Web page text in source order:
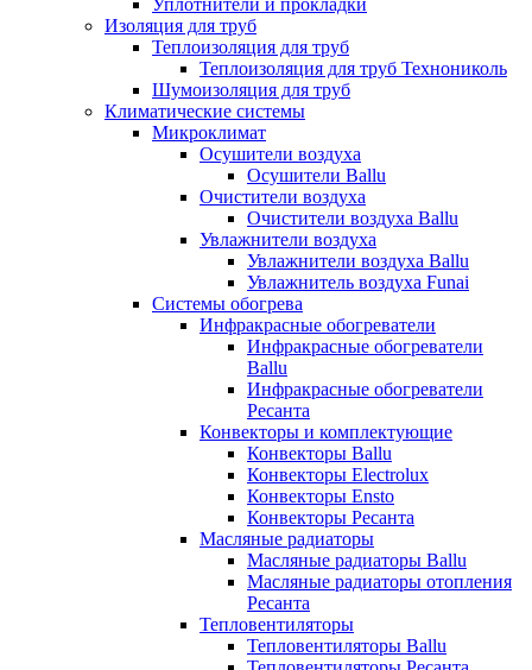
Уплотнители и прокладки
Изоляция для труб
Теплоизоляция для труб
Теплоизоляция для труб Технониколь
Шумоизоляция для труб
Климатические системы
Микроклимат
Осушители воздуха
Осушители Ballu
Очистители воздуха
Очистители воздуха Ballu
Увлажнители воздуха
Увлажнители воздуха Ballu
Увлажнитель воздуха Funai
Системы обогрева
Инфракрасные обогреватели
Инфракрасные обогреватели
Ballu
Инфракрасные обогреватели
Ресанта
Конвекторы и комплектующие
Конвекторы Ballu
Конвекторы Electrolux
Конвекторы Ensto
Конвекторы Ресанта
Масляные радиаторы
Масляные радиаторы Ballu
Масляные радиаторы отопления
Ресанта
Тепловентиляторы
Тепловентиляторы Ballu